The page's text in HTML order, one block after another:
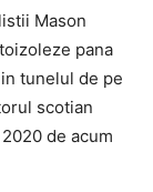
Mason
pana
tunelul de pe
scotian
de acum